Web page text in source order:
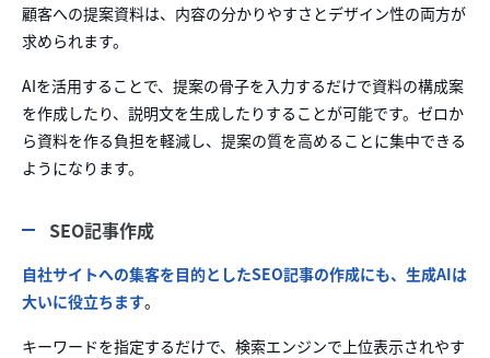
顧客への提案資料は、内容の分かりやすさとデザイン性の両方が
求められます。
AIを活用することで、提案の骨子を入力するだけで資料の構成案
を作成したり、説明文を生成したりすることが可能です。ゼロか
ら資料を作る負担を軽減し、提案の質を高めることに集中できる
ようになります。
SEO記事作成
自社サイトへの集客を目的としたSEO記事の作成にも、生成AIは
大いに役立ちます。
キーワードを指定するだけで、検索エンジンで上位表示されやす